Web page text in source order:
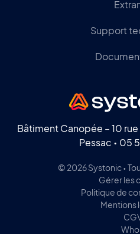
Support
Bâtiment Canopée – 10
Pessac • 05
© 2026 Systonic •
Gérer les
Politique de
Mentions